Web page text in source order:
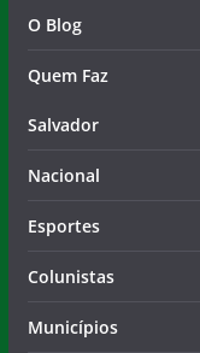
O Blog
Quem Faz
Salvador
Nacional
Esportes
Colunistas
Municípios